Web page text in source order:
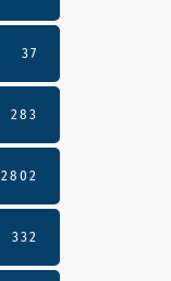
37
283
2802
332